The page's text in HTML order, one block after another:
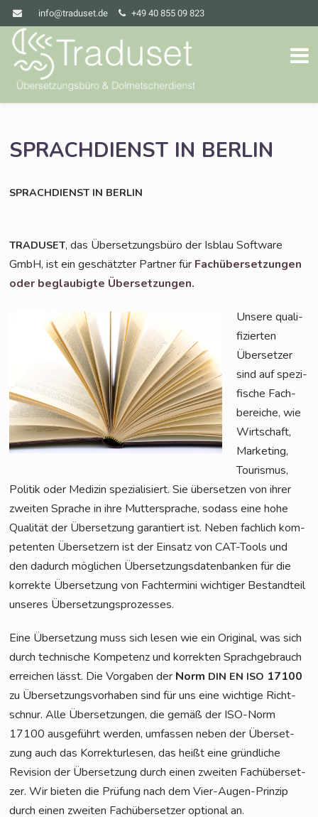
info@traduset.de +49 40 855 09 823
SPRACHDIENST IN BERLIN
SPRACHDIENST IN BERLIN
TRADUSET, das Über­set­zungs­bü­ro der Isblau Soft­ware
GmbH, ist ein geschätz­ter Part­ner für Fach­über­set­zun­gen
oder beglau­big­te Übersetzungen.
Unse­re qua­li­
fi­zier­ten
Über­set­zer
sind auf spe­zi­
fi­sche Fach­
be­rei­che, wie
Wirt­schaft,
Mar­ke­ting,
Tou­ris­mus,
Poli­tik oder Medi­zin spe­zia­li­siert. Sie über­set­zen von ihrer
zwei­ten Spra­che in ihre Mut­ter­spra­che, sodass eine hohe
Qua­li­tät der Über­set­zung garan­tiert ist. Neben fach­lich kom­
pe­ten­ten Über­set­zern ist der Ein­satz von CAT-Tools und
den dadurch mög­li­chen Über­set­zungs­da­ten­ban­ken für die
kor­rek­te Über­set­zung von Fach­ter­mi­ni wich­ti­ger Bestand­teil
unse­res Übersetzungsprozesses.
Eine Über­set­zung muss sich lesen wie ein Ori­gi­nal, was sich
durch tech­ni­sche Kom­pe­tenz und kor­rek­ten Sprach­ge­brauch
errei­chen lässt. Die Vor­ga­ben der Norm DIN EN ISO 17100
zu Über­set­zungs­vor­ha­ben sind für uns eine wich­ti­ge Richt­
schnur. Alle Über­set­zun­gen, die gemäß der ISO-Norm
17100 aus­ge­führt wer­den, umfas­sen neben der Über­set­
zung auch das Kor­rek­tur­le­sen, das heißt eine gründ­li­che
Revi­si­on der Über­set­zung durch einen zwei­ten Fach­über­set­
zer. Wir bie­ten die Prü­fung nach dem Vier-Augen-Prin­zip
durch einen zwei­ten Fach­über­set­zer optio­nal an.